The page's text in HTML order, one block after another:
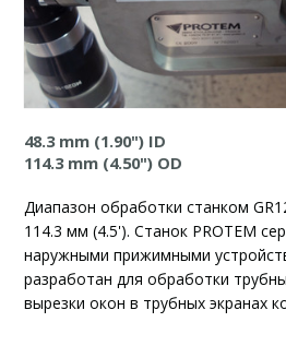
48.3 mm (1.90") ID
114.3 mm (4.50") OD
Диапазон обработки станком
114.3 мм (4.5'). Станок PROTEM
наружными прижимными
разработан для обработки
вырезки окон в трубных экранах